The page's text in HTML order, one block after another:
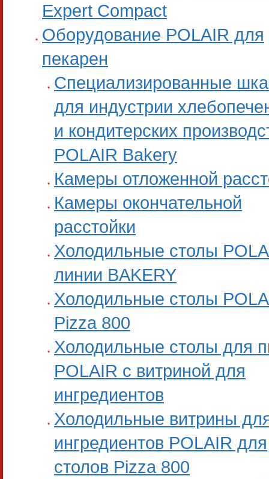
Expert Compact
Оборудование POLAIR для
пекарен
Специализированные
для индустрии
и кондитерских
POLAIR Bakery
Камеры отложенной
Камеры окончательной
расстойки
Холодильные столы
линии BAKERY
Холодильные столы
Pizza 800
Холодильные столы для
POLAIR с витриной для
ингредиентов
Холодильные витрины
ингредиентов POLAIR для
столов Pizza 800